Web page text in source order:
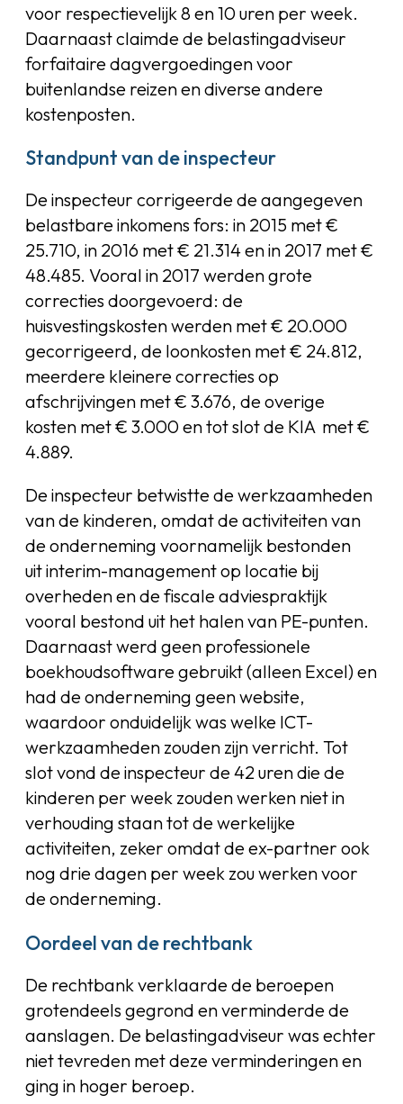
voor respectievelijk 8 en 10 uren per week.
Daarnaast claimde de belastingadviseur
forfaitaire dagvergoedingen voor
buitenlandse reizen en diverse andere
kostenposten.
Standpunt van de inspecteur
De inspecteur corrigeerde de aangegeven
belastbare inkomens fors: in 2015 met €
25.710, in 2016 met € 21.314 en in 2017 met €
48.485. Vooral in 2017 werden grote
correcties doorgevoerd: de
huisvestingskosten werden met € 20.000
gecorrigeerd, de loonkosten met € 24.812,
meerdere kleinere correcties op
afschrijvingen met € 3.676, de overige
kosten met € 3.000 en tot slot de KIA met €
4.889.
De inspecteur betwistte de werkzaamheden
van de kinderen, omdat de activiteiten van
de onderneming voornamelijk bestonden
uit interim-management op locatie bij
overheden en de fiscale adviespraktijk
vooral bestond uit het halen van PE-punten.
Daarnaast werd geen professionele
boekhoudsoftware gebruikt (alleen Excel) en
had de onderneming geen website,
waardoor onduidelijk was welke ICT-
werkzaamheden zouden zijn verricht. Tot
slot vond de inspecteur de 42 uren die de
kinderen per week zouden werken niet in
verhouding staan tot de werkelijke
activiteiten, zeker omdat de ex-partner ook
nog drie dagen per week zou werken voor
de onderneming.
Oordeel van de rechtbank
De rechtbank verklaarde de beroepen
grotendeels gegrond en verminderde de
aanslagen. De belastingadviseur was echter
niet tevreden met deze verminderingen en
ging in hoger beroep.